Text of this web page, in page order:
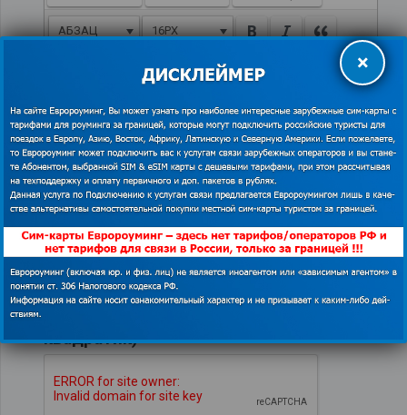
АБЗАЦ 16PX
квадратик)
×